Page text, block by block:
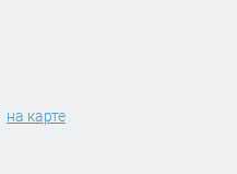
на карте